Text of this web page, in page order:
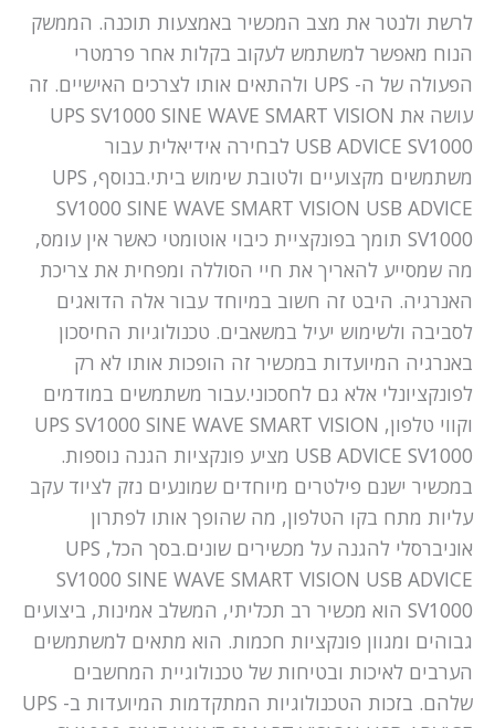
לרשת ולנטר את מצב המכשיר באמצעות תוכנה. הממשק
הנוח מאפשר למשתמש לעקוב בקלות אחר פרמטרי
הפעולה של ה- UPS ולהתאים אותו לצרכים האישיים. זה
עושה את UPS SV1000 SINE WAVE SMART VISION
USB ADVICE SV1000 לבחירה אידיאלית עבור
משתמשים מקצועיים ולטובת שימוש ביתי.בנוסף, UPS
SV1000 SINE WAVE SMART VISION USB ADVICE
SV1000 תומך בפונקציית כיבוי אוטומטי כאשר אין עומס,
מה שמסייע להאריך את חיי הסוללה ומפחית את צריכת
האנרגיה. היבט זה חשוב במיוחד עבור אלה הדואגים
לסביבה ולשימוש יעיל במשאבים. טכנולוגיות החיסכון
באנרגיה המיועדות במכשיר זה הופכות אותו לא רק
לפונקציונלי אלא גם לחסכוני.עבור משתמשים במודמים
וקווי טלפון, UPS SV1000 SINE WAVE SMART VISION
USB ADVICE SV1000 מציע פונקציות הגנה נוספות.
במכשיר ישנם פילטרים מיוחדים שמונעים נזק לציוד עקב
עליות מתח בקו הטלפון, מה שהופך אותו לפתרון
אוניברסלי להגנה על מכשירים שונים.בסך הכל, UPS
SV1000 SINE WAVE SMART VISION USB ADVICE
SV1000 הוא מכשיר רב תכליתי, המשלב אמינות, ביצועים
גבוהים ומגוון פונקציות חכמות. הוא מתאים למשתמשים
הערבים לאיכות ובטיחות של טכנולוגיית המחשבים
שלהם. בזכות הטכנולוגיות המתקדמות המיועדות ב- UPS